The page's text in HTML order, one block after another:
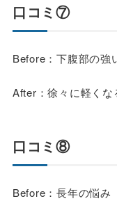
口コミ⑦
Before：下腹部の強
After：徐々に軽くな
口コミ⑧
Before：長年の悩み